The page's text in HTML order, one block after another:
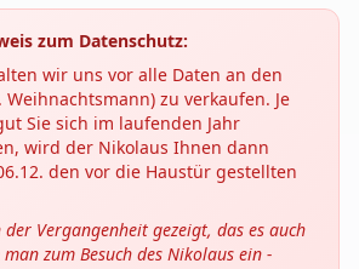
zum Datenschutz:
wir uns vor alle Daten an den
Weihnachtsmann) zu verkaufen. Je
Sie sich im laufenden Jahr
wird der Nikolaus Ihnen dann
den vor die Haustür gestellten
der Vergangenheit gezeigt, das es auch
zum Besuch des Nikolaus ein -